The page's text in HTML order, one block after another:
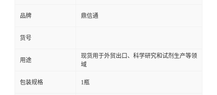
品牌 鼎信通
货号
用途
现货用于外贸出口、科学研究和试剂生产等领
域
包装规格 1瓶